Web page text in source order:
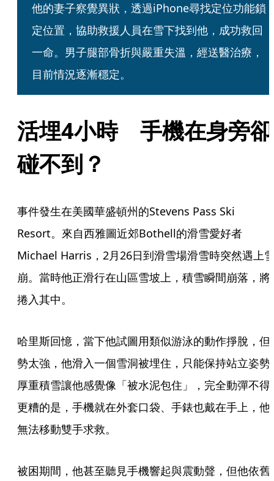
他的妻子察覺異狀，透過iPhone尋找定位功能鎖
定位置，協助救援人員在雪下找到他，成功救回
一命。男子腿部骨折與嚴重失溫，經送醫治療，
目前情況逐漸穩定。
活埋4小時　手機在身旁卻
碰不到？
事件發生在美國華盛頓州的Stevens Pass Ski
Resort。來自西雅圖近郊Bothell的滑雪愛好者
Michael Harris，2月26日到滑雪場滑雪時突然遇上
崩。當時他正滑行在山區雪坡上，積雪瞬間崩落，將
捲入其中。
哈里斯回憶，當下他試圖用類似游泳的動作掙脫，但
勢太強，他滑入一個雪洞被埋住，只能保持站立姿勢
厚重積雪讓他感覺像「被水泥包住」，完全動彈不得
更糟的是，手機就在外套口袋、手錶也戴在手上，他
無法移動雙手求救。
被困期間，他甚至聽見手機響起與震動聲，但他依舊